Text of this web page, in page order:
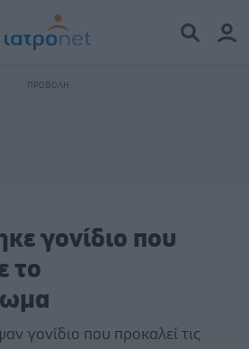
γονίδιο που
το
γονίδιο που προκαλεί τις